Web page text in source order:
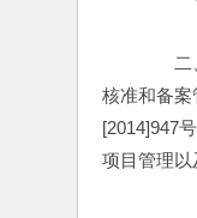
二、
核准和备
[2014]947
项目管理以